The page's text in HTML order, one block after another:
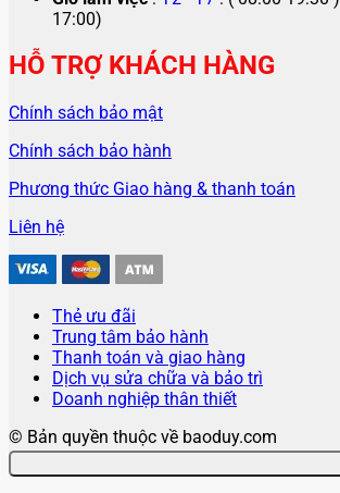
17:00)
HỖ TRỢ KHÁCH HÀNG
Chính sách bảo mật
Chính sách bảo hành
Phương thức Giao hàng & thanh toán
Liên hệ
Thẻ ưu đãi
Trung tâm bảo hành
Thanh toán và giao hàng
Dịch vụ sửa chữa và bảo trì
Doanh nghiệp thân thiết
© Bản quyền thuộc về baoduy.com